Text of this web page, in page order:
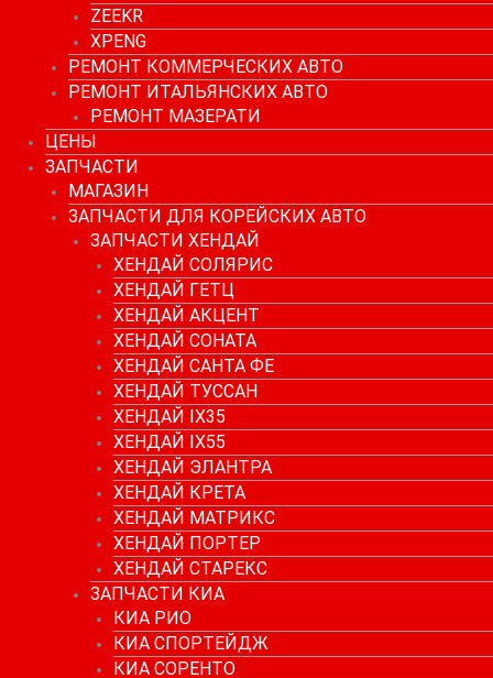
ZEEKR
XPENG
РЕМОНТ КОММЕРЧЕСКИХ АВТО
РЕМОНТ ИТАЛЬЯНСКИХ АВТО
РЕМОНТ МАЗЕРАТИ
ЦЕНЫ
ЗАПЧАСТИ
МАГАЗИН
ЗАПЧАСТИ ДЛЯ КОРЕЙСКИХ АВТО
ЗАПЧАСТИ ХЕНДАЙ
ХЕНДАЙ СОЛЯРИС
ХЕНДАЙ ГЕТЦ
ХЕНДАЙ АКЦЕНТ
ХЕНДАЙ СОНАТА
ХЕНДАЙ САНТА ФЕ
ХЕНДАЙ ТУССАН
ХЕНДАЙ IX35
ХЕНДАЙ IX55
ХЕНДАЙ ЭЛАНТРА
ХЕНДАЙ КРЕТА
ХЕНДАЙ МАТРИКС
ХЕНДАЙ ПОРТЕР
ХЕНДАЙ СТАРЕКС
ЗАПЧАСТИ КИА
КИА РИО
КИА СПОРТЕЙДЖ
КИА СОРЕНТО